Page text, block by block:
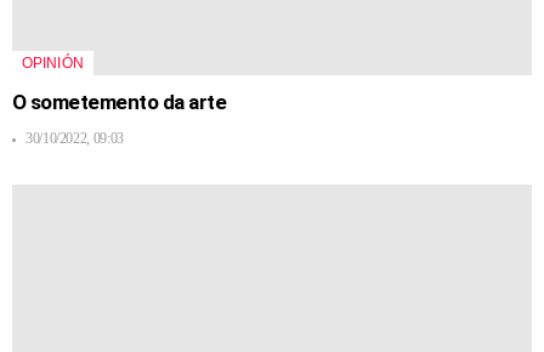
OPINIÓN
O sometemento da arte
30/10/2022, 09:03